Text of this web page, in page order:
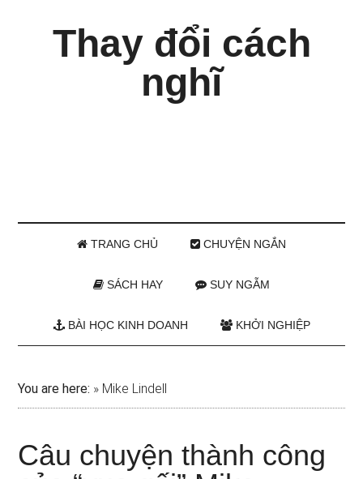
Thay đổi cách
nghĩ
TRANG CHỦ CHUYỆN NGẮN
SÁCH HAY SUY NGẪM
BÀI HỌC KINH DOANH KHỞI NGHIỆP
You are here: » Mike Lindell
Câu chuyện thành công